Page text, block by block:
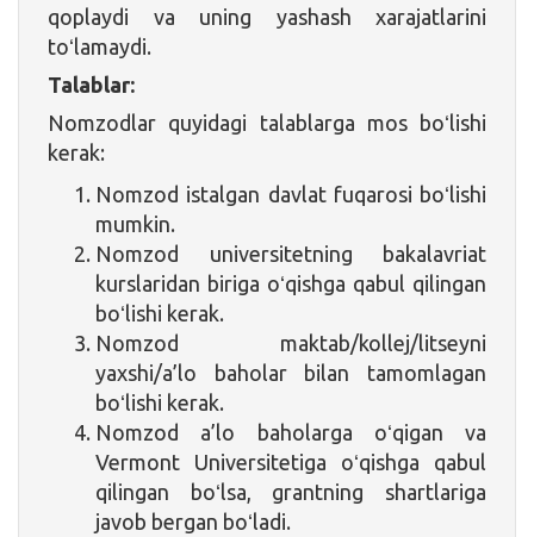
qoplaydi va uning yashash xarajatlarini
toʻlamaydi.
Talablar:
Nomzodlar quyidagi talablarga mos boʻlishi
kerak:
Nomzod istalgan davlat fuqarosi boʻlishi
mumkin.
Nomzod universitetning bakalavriat
kurslaridan biriga oʻqishga qabul qilingan
boʻlishi kerak.
Nomzod maktab/kollej/litseyni
yaxshi/a’lo baholar bilan tamomlagan
boʻlishi kerak.
Nomzod a’lo baholarga oʻqigan va
Vermont Universitetiga oʻqishga qabul
qilingan boʻlsa, grantning shartlariga
javob bergan boʻladi.